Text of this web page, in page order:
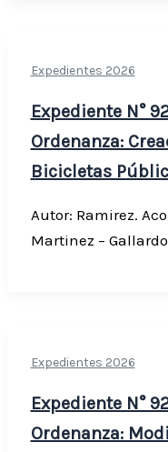
Expedientes 2026
Expediente N°
Ordenanza:
Bicicletas
Autor: Ramirez.
Martinez –
Expedientes 2026
Expediente N°
Ordenanza: